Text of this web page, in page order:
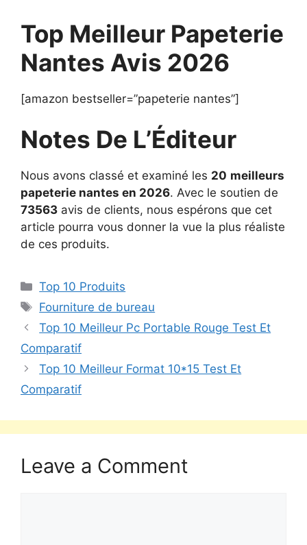
Top Meilleur Papeterie
Nantes Avis 2026
[amazon bestseller=”papeterie nantes”]
Notes De L’Éditeur
Nous avons classé et examiné les 20 meilleurs
papeterie nantes en 2026. Avec le soutien de
73563 avis de clients, nous espérons que cet
article pourra vous donner la vue la plus réaliste
de ces produits.
Top 10 Produits
Fourniture de bureau
Top 10 Meilleur Pc Portable Rouge Test Et
Comparatif
Top 10 Meilleur Format 10*15 Test Et
Comparatif
Leave a Comment